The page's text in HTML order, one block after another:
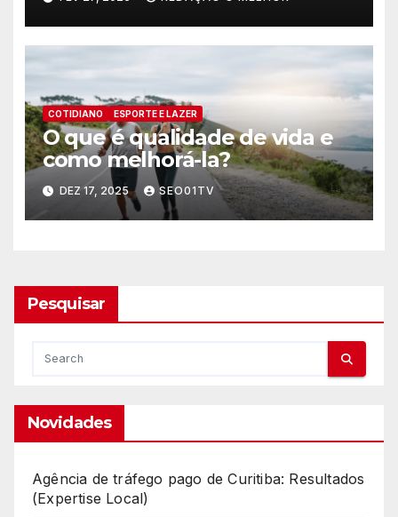
COTIDIANO ESPORTE E LAZER
O que é qualidade de vida e
como melhorá-la?
DEZ 17, 2025 SEO01TV
Pesquisar
Novidades
Agência de tráfego pago de Curitiba: Resultados
(Expertise Local)